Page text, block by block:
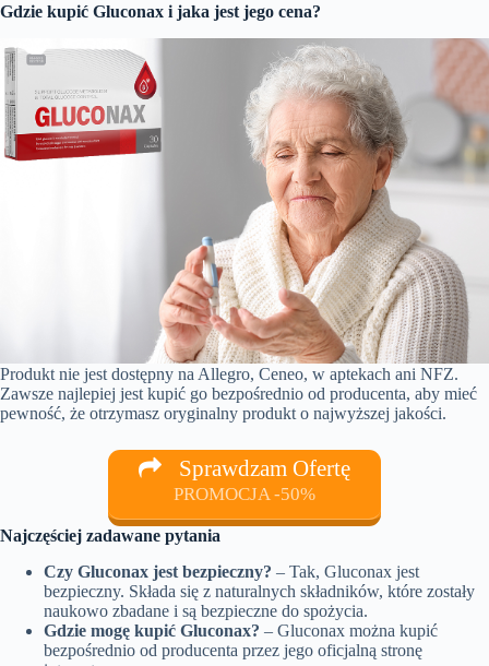
Gdzie kupić Gluconax i jaka jest jego cena?
Produkt nie jest dostępny na Allegro, Ceneo, w aptekach ani NFZ.
Zawsze najlepiej jest kupić go bezpośrednio od producenta, aby mieć
pewność, że otrzymasz oryginalny produkt o najwyższej jakości.
Sprawdzam Ofertę
PROMOCJA -50%
Najczęściej zadawane pytania
Czy Gluconax jest bezpieczny? – Tak, Gluconax jest
bezpieczny. Składa się z naturalnych składników, które zostały
naukowo zbadane i są bezpieczne do spożycia.
Gdzie mogę kupić Gluconax? – Gluconax można kupić
bezpośrednio od producenta przez jego oficjalną stronę